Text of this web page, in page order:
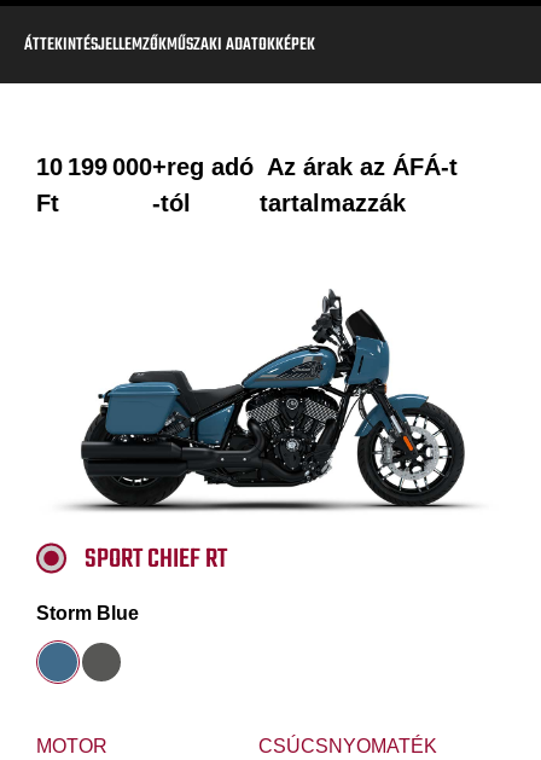
ÁTTEKINTÉSJELLEMZŐKMŰSZAKI ADATOKKÉPEK
+reg adó
-tól
10 199 000
Ft
Az árak az ÁFÁ-t
tartalmazzák
MOTOR
CSÚCSNYOMATÉK
SPORT CHIEF RT
Storm Blue